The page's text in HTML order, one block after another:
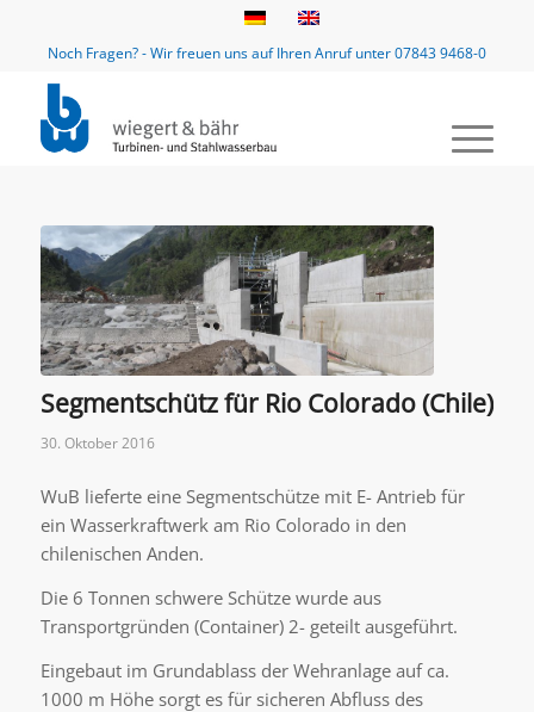
Noch Fragen? - Wir freuen uns auf Ihren Anruf unter 07843 9468-0
Segmentschütz für Rio Colorado (Chile)
30. Oktober 2016
WuB lieferte eine Segmentschütze mit E- Antrieb für
ein Wasserkraftwerk am Rio Colorado in den
chilenischen Anden.
Die 6 Tonnen schwere Schütze wurde aus
Transportgründen (Container) 2- geteilt ausgeführt.
Eingebaut im Grundablass der Wehranlage auf ca.
1000 m Höhe sorgt es für sicheren Abfluss des